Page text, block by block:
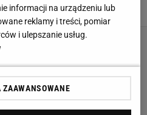
informacji na urządzeniu lub
reklamy i treści, pomiar
i ulepszanie usług.